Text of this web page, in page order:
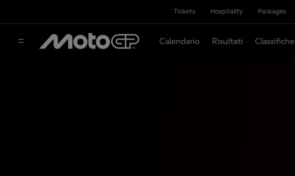
Tickets Hospitality Packages
Calendario Risultati Classifiche